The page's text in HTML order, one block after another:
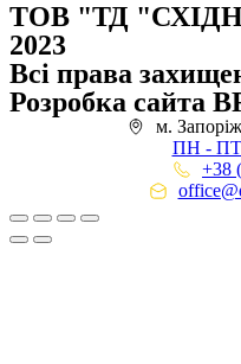
ТОВ "ТД
2023
Всі права
Розробка сайта
м.
ПН - ПТ
+38